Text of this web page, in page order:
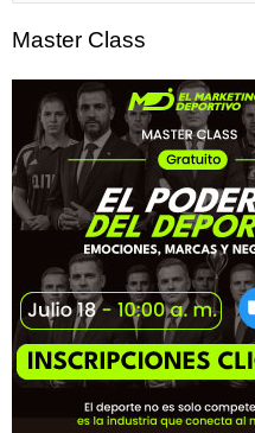
Master Class